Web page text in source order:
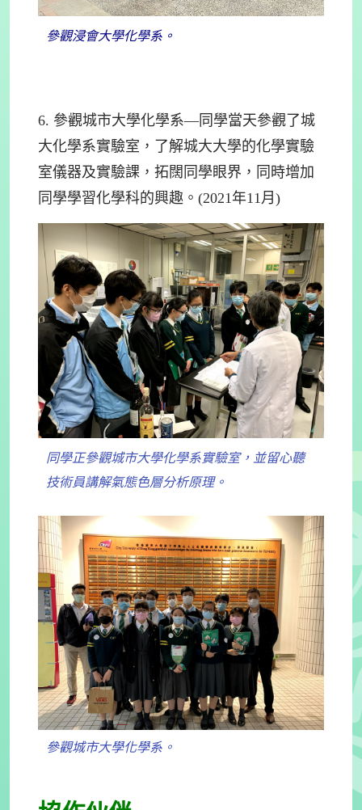
參觀浸會大學化學系。
6. 參觀城市大學化學系—同學當天參觀了城
大化學系實驗室，了解城大大學的化學實驗
室儀器及實驗課，拓闊同學眼界，同時增加
同學學習化學科的興趣。(2021年11月)
同學正參觀城市大學化學系實驗室，並留心聽
技術員講解氣態色層分析原理。
參觀城市大學化學系。